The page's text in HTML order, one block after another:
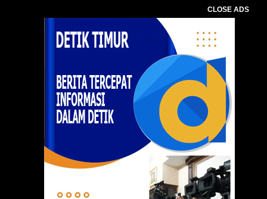
CLOSE ADS